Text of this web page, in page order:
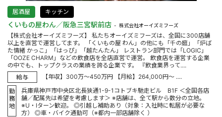
居酒屋 キッチン
くいもの屋わん／阪急三宮駅前店 株式会社オーイズミフーズ
【株式会社オーイズミフーズ】 私たちオーイズミフーズは、全国に300店舗
以上を直営で運営してます。 「くいもの屋 わん」の他にも「千の庭」「炉ば
た情緒 かっこ」「はっぴ」「越たんたん」 レストラン部門では「LOGIC」
「OOZE CHARM」などの飲食店を全店直営で運営。 飲食店を運営する企業
の中でも、トップクラスの業績を誇る企業です。 『飲食業界って....
給与
【年収】300万～450万円 【月給】264,000円～ ....
勤
務
地
兵庫県神戸市中央区北長狭通1-9-1コトブキ馳走ビル B1F ＜全国各店
舗／配属先は希望を考慮します＞ ※店舗は、全て駅から数分の立地。
※U・Iターン歓迎。 ◎引越し補助あり（対象：入社時に転居が必要な
方） ◎車・バイク通勤可（※都内一部店舗除く ）